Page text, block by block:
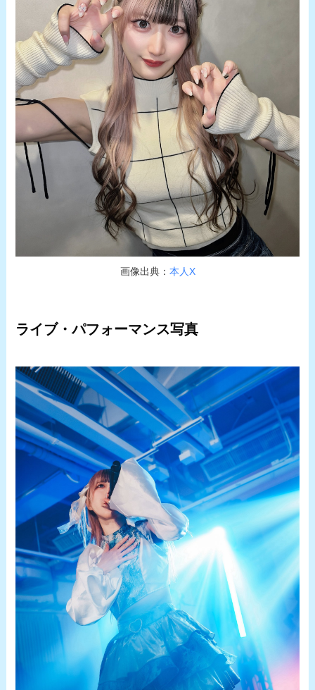
画像出典： 本人X
ライブ・パフォーマンス写真